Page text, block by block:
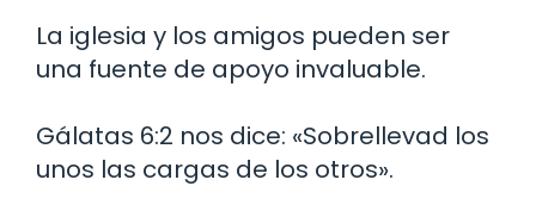
La iglesia y los amigos pueden ser
una fuente de apoyo invaluable.
Gálatas 6:2 nos dice: «Sobrellevad los
unos las cargas de los otros».